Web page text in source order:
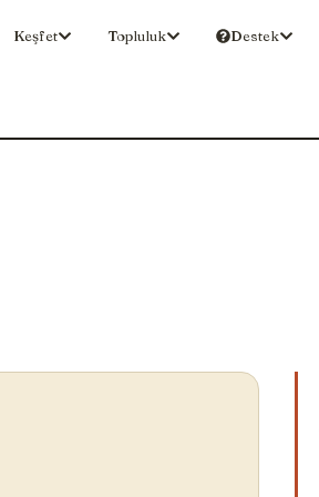
Keşfet Topluluk Destek